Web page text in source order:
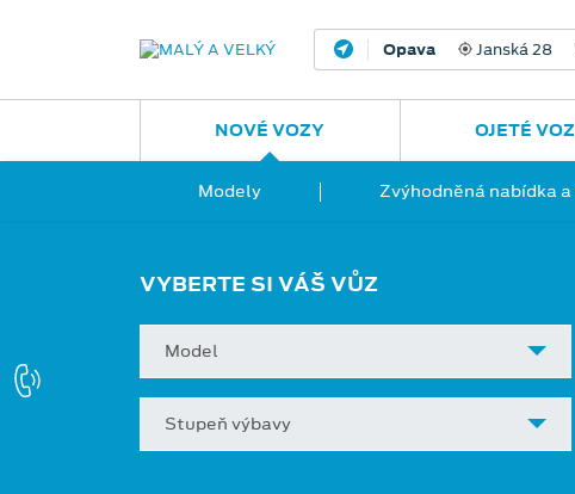
Opava Janská 28
NOVÉ VOZY
Modely Zvýhodněná nabídka
OJETÉ
VYBERTE SI VÁŠ VŮZ
Model
Stupeň výbavy